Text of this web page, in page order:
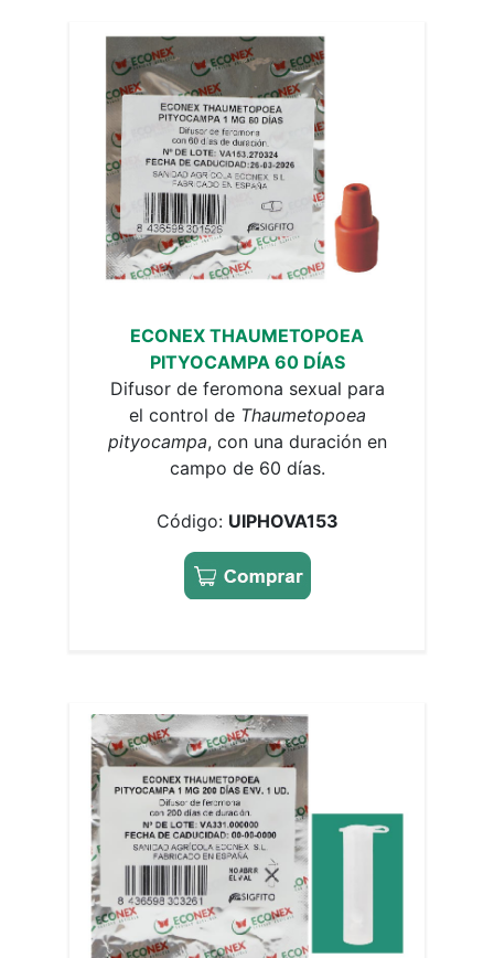
ECONEX THAUMETOPOEA
PITYOCAMPA 60 DÍAS
Difusor de feromona sexual para
el control de Thaumetopoea
pityocampa, con una duración en
campo de 60 días.
Código: UIPHOVA153